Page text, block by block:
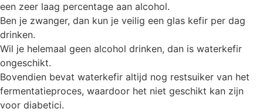
een zeer laag percentage aan alcohol.
Ben je zwanger, dan kun je veilig een glas kefir per dag
drinken.
Wil je helemaal geen alcohol drinken, dan is waterkefir
ongeschikt.
Bovendien bevat waterkefir altijd nog restsuiker van het
fermentatieproces, waardoor het niet geschikt kan zijn
voor diabetici.